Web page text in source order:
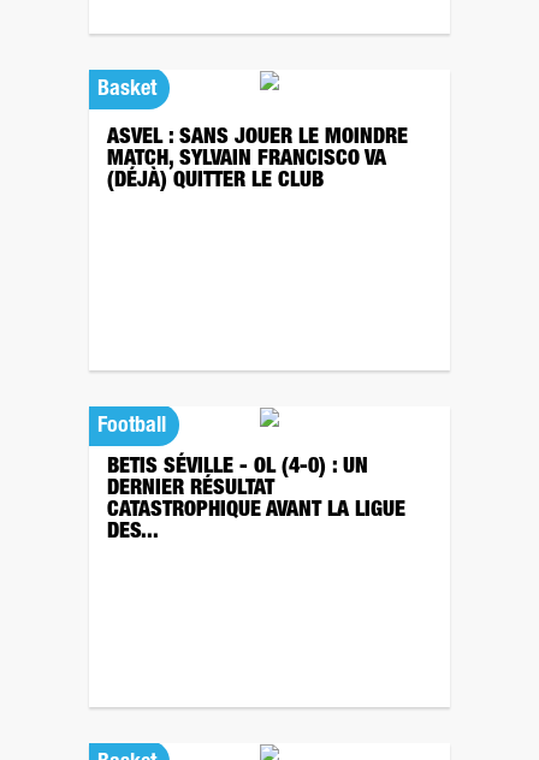
Basket
ASVEL : SANS JOUER LE MOINDRE
MATCH, SYLVAIN FRANCISCO VA
(DÉJÀ) QUITTER LE CLUB
Football
BETIS SÉVILLE - OL (4-0) : UN
DERNIER RÉSULTAT
CATASTROPHIQUE AVANT LA LIGUE
DES...